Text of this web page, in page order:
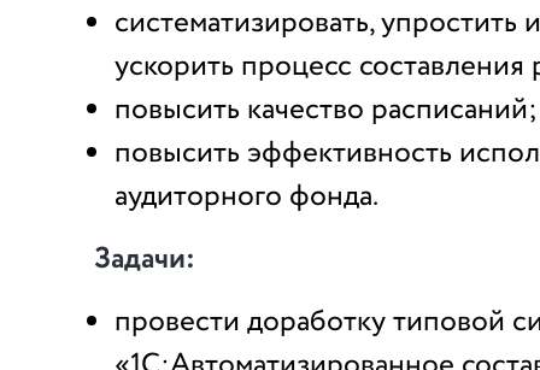
систематизировать, упростить и
ускорить процесс составления
повысить качество расписаний;
повысить эффективность
аудиторного фонда.
Задачи:
провести доработку типовой